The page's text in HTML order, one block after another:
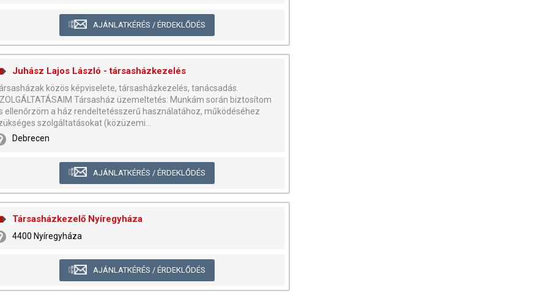
AJÁNLATKÉRÉS / ÉRDEKLŐDÉS
Juhász Lajos László - társasházkezelés
közös képviselete, társasházkezelés, tanácsadás.
Társasház üzemeltetés: Munkám során biztosítom
ellenőrzöm a ház rendeltetésszerű használatához, működéséhez
szolgáltatásokat (közüzemi...
Debrecen
AJÁNLATKÉRÉS / ÉRDEKLŐDÉS
Társasházkezelő Nyíregyháza
4400 Nyíregyháza
AJÁNLATKÉRÉS / ÉRDEKLŐDÉS